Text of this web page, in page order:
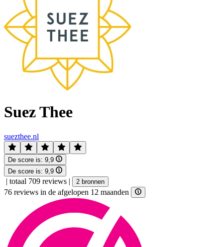
Suez Thee
suezthee.nl
De score is: 9,9
De score is: 9,9
| totaal 709 reviews | 2 bronnen
76 reviews in de afgelopen 12 maanden